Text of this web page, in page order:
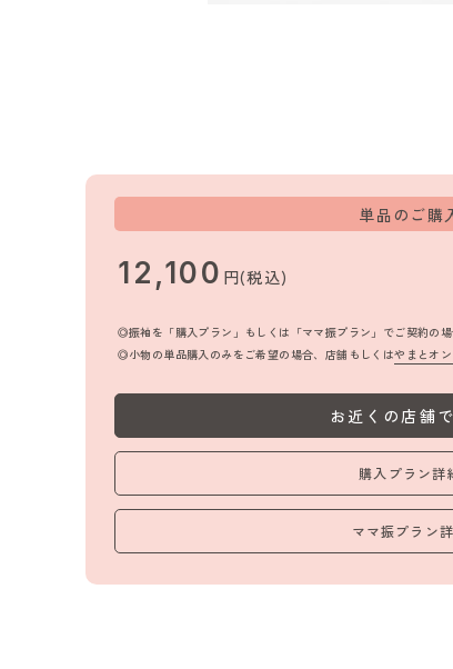
単品のご購
12,100 円(税込)
振袖を「購入プラン」もしくは「ママ振プラン」でご契約の
小物の単品購入のみをご希望の場合、店舗もしくはやまとオ
お近くの店舗
購入プラン詳
ママ振プラン